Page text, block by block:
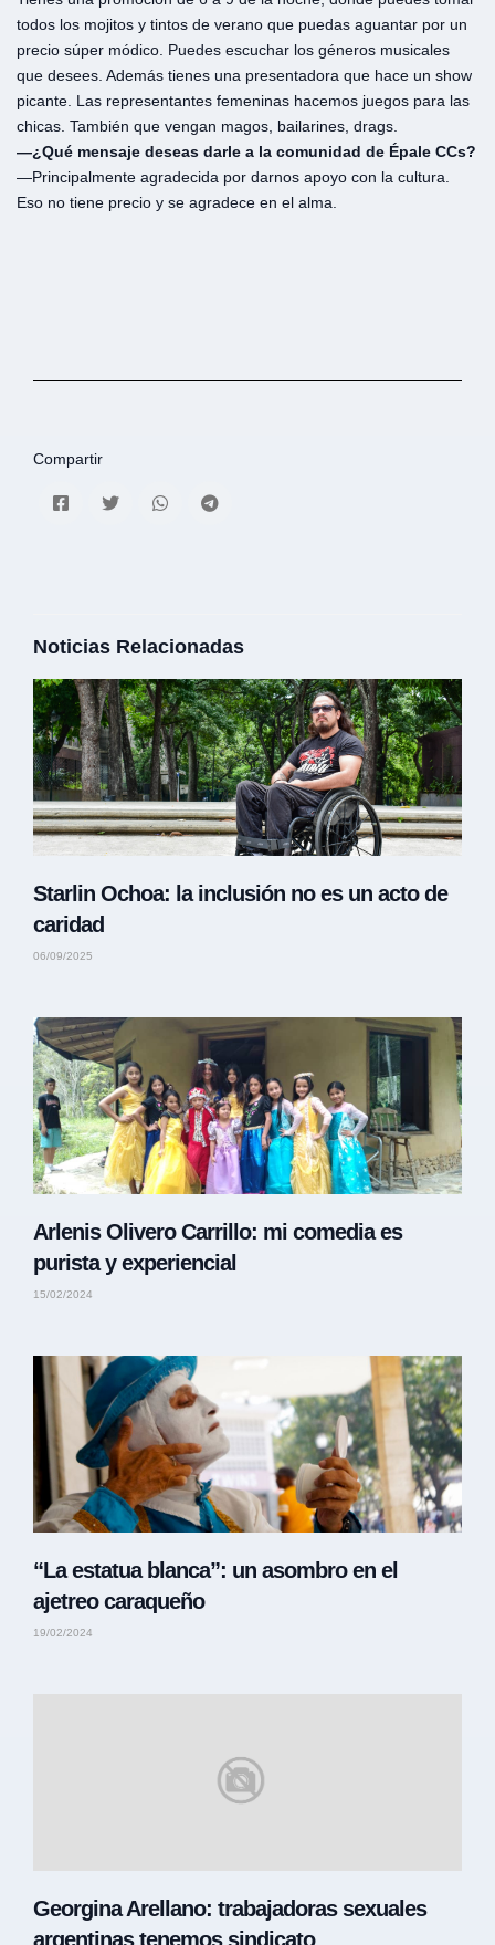
todos los mojitos y tintos de verano que puedas aguantar por un
precio súper módico. Puedes escuchar los géneros musicales
que desees. Además tienes una presentadora que hace un show
picante. Las representantes femeninas hacemos juegos para las
chicas. También que vengan magos, bailarines, drags.
—¿Qué mensaje deseas darle a la comunidad de Épale CCs?
—Principalmente agradecida por darnos apoyo con la cultura.
Eso no tiene precio y se agradece en el alma.
Compartir
Noticias Relacionadas
Starlin Ochoa: la inclusión no es un acto de
caridad
06/09/2025
Arlenis Olivero Carrillo: mi comedia es
purista y experiencial
15/02/2024
“La estatua blanca”: un asombro en el
ajetreo caraqueño
19/02/2024
Georgina Arellano: trabajadoras sexuales
argentinas tenemos sindicato